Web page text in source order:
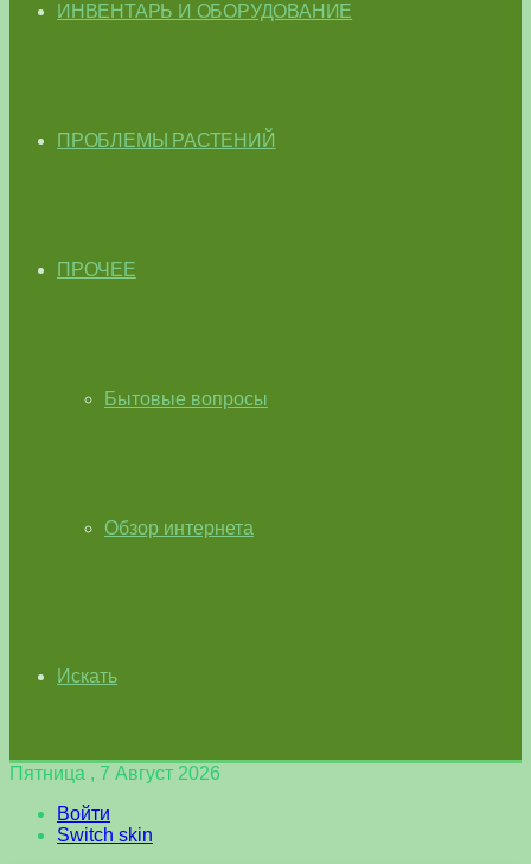
ИНВЕНТАРЬ И ОБОРУДОВАНИЕ
ПРОБЛЕМЫ РАСТЕНИЙ
ПРОЧЕЕ
Бытовые вопросы
Обзор интернета
Искать
Пятница , 7 Август 2026
Войти
Switch skin